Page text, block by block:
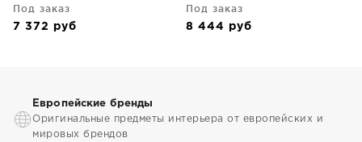
Под заказ
7 372 руб
Под заказ
8 444 руб
Европейские бренды
Оригинальные предметы интерьера от европейских и
мировых брендов